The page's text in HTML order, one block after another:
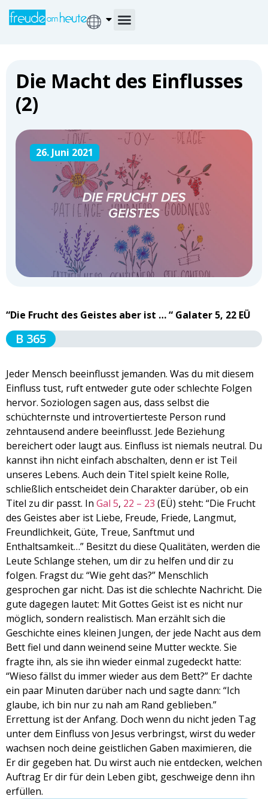
Die Macht des Einflusses
(2)
26. Juni 2021
“Die Frucht des Geistes aber ist … “ Galater 5, 22 EÜ
B 365
Jeder Mensch beeinflusst jemanden. Was du mit diesem
Einfluss tust, ruft entweder gute oder schlechte Folgen
hervor. Soziologen sagen aus, dass selbst die
schüchternste und introvertierteste Person rund
zehntausend andere beeinflusst. Jede Beziehung
bereichert oder laugt aus. Einfluss ist niemals neutral. Du
kannst ihn nicht einfach abschalten, denn er ist Teil
unseres Lebens. Auch dein Titel spielt keine Rolle,
schließlich entscheidet dein Charakter darüber, ob ein
Titel zu dir passt. In Gal 5, 22 – 23 (EÜ) steht: “Die Frucht
des Geistes aber ist Liebe, Freude, Friede, Langmut,
Freundlichkeit, Güte, Treue, Sanftmut und
Enthaltsamkeit…” Besitzt du diese Qualitäten, werden die
Leute Schlange stehen, um dir zu helfen und dir zu
folgen. Fragst du: “Wie geht das?” Menschlich
gesprochen gar nicht. Das ist die schlechte Nachricht. Die
gute dagegen lautet: Mit Gottes Geist ist es nicht nur
möglich, sondern realistisch. Man erzählt sich die
Geschichte eines kleinen Jungen, der jede Nacht aus dem
Bett fiel und dann weinend seine Mutter weckte. Sie
fragte ihn, als sie ihn wieder einmal zugedeckt hatte:
“Wieso fällst du immer wieder aus dem Bett?” Er dachte
ein paar Minuten darüber nach und sagte dann: “Ich
glaube, ich bin nur zu nah am Rand geblieben.”
Errettung ist der Anfang. Doch wenn du nicht jeden Tag
unter dem Einfluss von Jesus verbringst, wirst du weder
wachsen noch deine geistlichen Gaben maximieren, die
Er dir gegeben hat. Du wirst auch nie entdecken, welchen
Auftrag Er dir für dein Leben gibt, geschweige denn ihn
erfüllen.